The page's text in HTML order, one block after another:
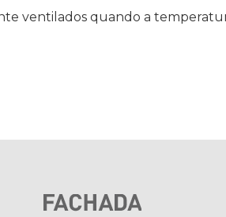
ventilados quando a